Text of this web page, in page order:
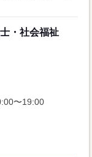
・社会福祉
〜19:00